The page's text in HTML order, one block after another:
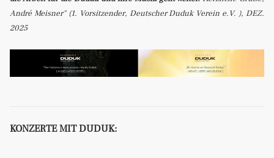
André Meisner" (1. Vorsitzender, Deutscher Duduk Verein e.V. ), DEZ.
2025
KONZERTE MIT DUDUK: